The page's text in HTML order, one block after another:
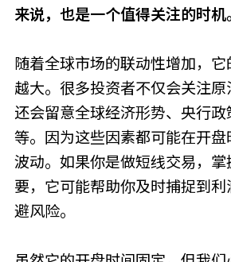
来说，也是一个值得关注的时机。
随着全球市场的联动性增加，
越大。很多投资者不仅会关注原
还会留意全球经济形势、央行
等。因为这些因素都可能在开盘
波动。如果你是做短线交易，
要，它可能帮助你及时捕捉到
避风险。